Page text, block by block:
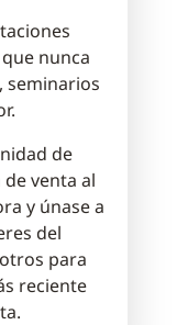
nunca
seminarios
de
venta al
y únase a
del
para
reciente